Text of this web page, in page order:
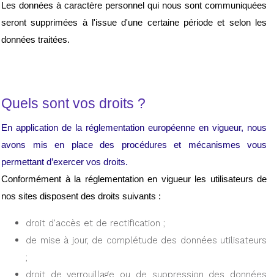
Les données à caractère personnel qui nous sont communiquées
seront supprimées à l'issue d'une certaine période et selon les
données traitées.
Quels sont vos droits ?
En application de la réglementation européenne en vigueur, nous
avons mis en place des procédures et mécanismes vous
permettant d’exercer vos droits.
Conformément à la réglementation en vigueur les utilisateurs de
nos sites disposent des droits suivants :
droit d'accès et de rectification ;
de mise à jour, de complétude des données utilisateurs
;